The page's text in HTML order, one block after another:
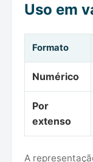
Uso em
Formato
Numérico
Por
extenso
A